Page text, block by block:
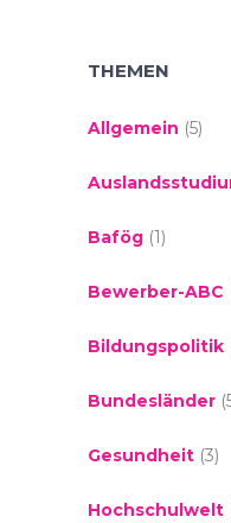
THEMEN
Allgemein (5)
Bafög (1)
Bewerber-ABC
Bildungspolitik
Bundesländer
Gesundheit (3)
Hochschulwelt